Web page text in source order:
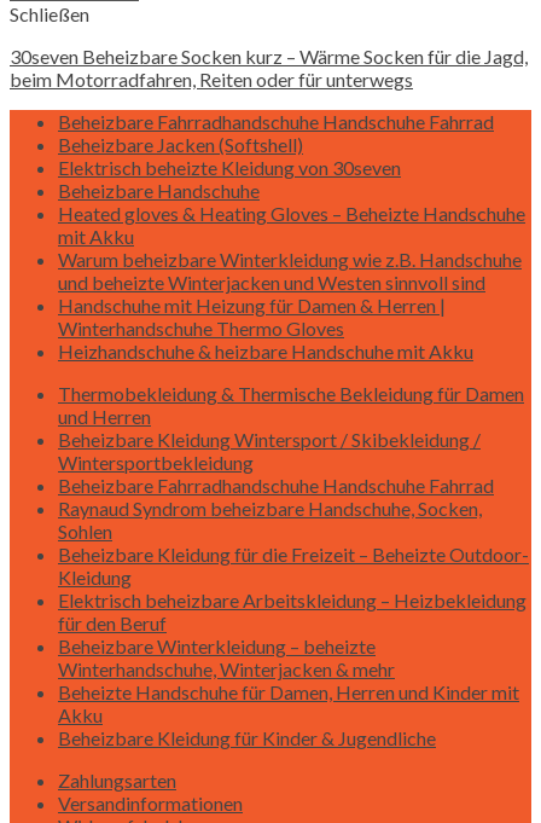
Schließen
30seven Beheizbare Socken kurz – Wärme Socken für die Jagd,
beim Motorradfahren, Reiten oder für unterwegs
Beheizbare Fahrradhandschuhe Handschuhe Fahrrad
Beheizbare Jacken (Softshell)
Elektrisch beheizte Kleidung von 30seven
Beheizbare Handschuhe
Heated gloves & Heating Gloves – Beheizte Handschuhe
mit Akku
Warum beheizbare Winterkleidung wie z.B. Handschuhe
und beheizte Winterjacken und Westen sinnvoll sind
Handschuhe mit Heizung für Damen & Herren |
Winterhandschuhe Thermo Gloves
Heizhandschuhe & heizbare Handschuhe mit Akku
Thermobekleidung & Thermische Bekleidung für Damen
und Herren
Beheizbare Kleidung Wintersport / Skibekleidung /
Wintersportbekleidung
Beheizbare Fahrradhandschuhe Handschuhe Fahrrad
Raynaud Syndrom beheizbare Handschuhe, Socken,
Sohlen
Beheizbare Kleidung für die Freizeit – Beheizte Outdoor-
Kleidung
Elektrisch beheizbare Arbeitskleidung – Heizbekleidung
für den Beruf
Beheizbare Winterkleidung – beheizte
Winterhandschuhe, Winterjacken & mehr
Beheizte Handschuhe für Damen, Herren und Kinder mit
Akku
Beheizbare Kleidung für Kinder & Jugendliche
Zahlungsarten
Versandinformationen